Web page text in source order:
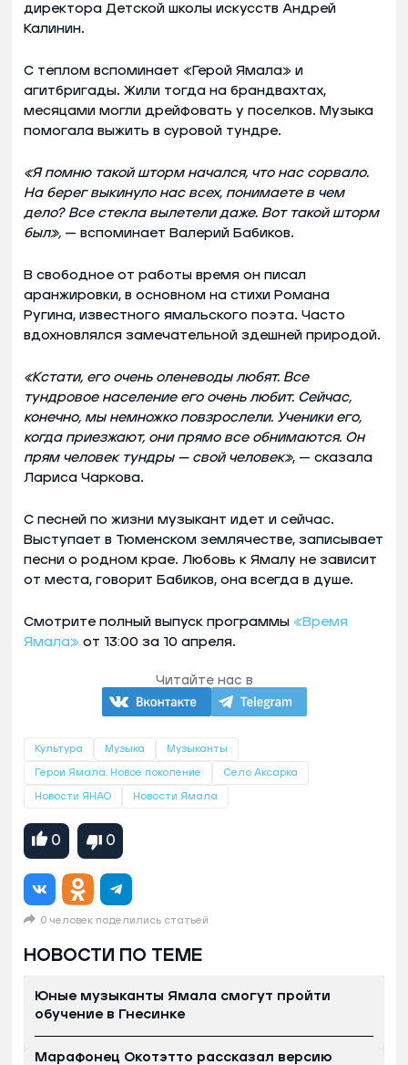
директора Детской школы искусств Андрей
Калинин.
С теплом вспоминает «Герой Ямала» и
агитбригады. Жили тогда на брандвахтах,
месяцами могли дрейфовать у поселков. Музыка
помогала выжить в суровой тундре.
«Я помню такой шторм начался, что нас сорвало.
На берег выкинуло нас всех, понимаете в чем
дело? Все стекла вылетели даже. Вот такой шторм
был», — вспоминает Валерий Бабиков.
В свободное от работы время он писал
аранжировки, в основном на стихи Романа
Ругина, известного ямальского поэта. Часто
вдохновлялся замечательной здешней природой.
«Кстати, его очень оленеводы любят. Все
тундровое население его очень любит. Сейчас,
конечно, мы немножко повзрослели. Ученики его,
когда приезжают, они прямо все обнимаются. Он
прям человек тундры — свой человек», — сказала
Лариса Чаркова.
С песней по жизни музыкант идет и сейчас.
Выступает в Тюменском землячестве, записывает
песни о родном крае. Любовь к Ямалу не зависит
от места, говорит Бабиков, она всегда в душе.
Смотрите полный выпуск программы «Время
Ямала» от 13:00 за 10 апреля.
Читайте нас в
Культура Музыка Музыканты
Герои Ямала. Новое поколение Село Аксарка
Новости ЯНАО Новости Ямала
0 0
0 человек поделились статьей
НОВОСТИ ПО ТЕМЕ
Юные музыканты Ямала смогут пройти
обучение в Гнесинке
Марафонец Окотэтто рассказал версию